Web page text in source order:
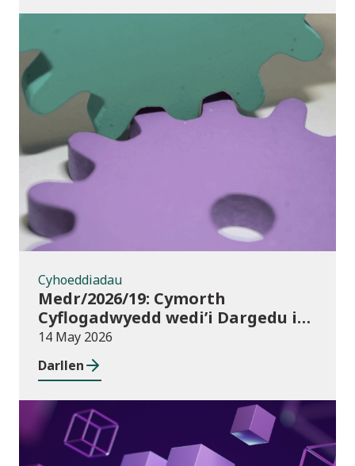
Cyhoeddiadau
Cyhoeddiadau
Medr/2026/19: Cymorth
Cyflogadwyedd wedi’i Dargedu i
Fyfyrwyr Addysg Uwch:
dyraniadau 2026/27
14 May 2026
Darllen